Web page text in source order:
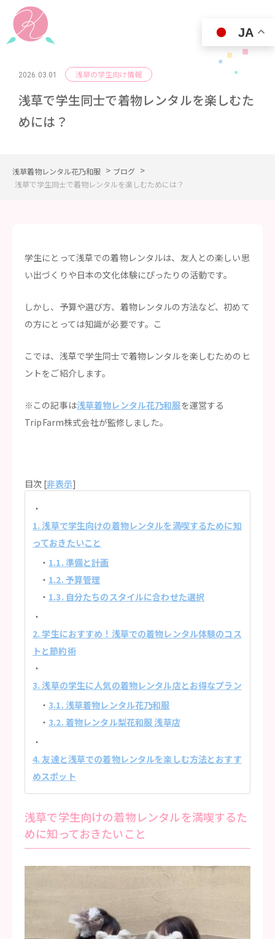
2026.03.01 浅草の学生向け情報
浅草で学生同士で着物レンタルを楽しむた
めには？
浅草着物レンタル花乃和服 > ブログ >
浅草で学生同士で着物レンタルを楽しむためには？
学生にとって浅草での着物レンタルは、友人との楽しい思
い出づくりや日本の文化体験にぴったりの活動です。
しかし、予算や選び方、着物レンタルの方法など、初めて
の方にとっては知識が必要です。こ
こでは、浅草で学生同士で着物レンタルを楽しむためのヒ
ントをご紹介します。
※この記事は浅草着物レンタル花乃和服を運営する
TripFarm株式会社が監修しました。
目次 [非表示]
1. 浅草で学生向けの着物レンタルを満喫するために知
っておきたいこと
1.1. 準備と計画
1.2. 予算管理
1.3. 自分たちのスタイルに合わせた選択
2. 学生におすすめ！浅草での着物レンタル体験のコス
トと節約術
3. 浅草の学生に人気の着物レンタル店とお得なプラン
3.1. 浅草着物レンタル花乃和服
3.2. 着物レンタル梨花和服 浅草店
4. 友達と浅草での着物レンタルを楽しむ方法とおすす
めスポット
浅草で学生向けの着物レンタルを満喫するた
めに知っておきたいこと
JA